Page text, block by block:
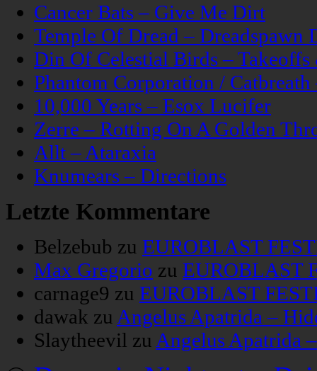
Cancer Bats – Give Me Dirt
Temple Of Dread – Dreadspawn
Din Of Celestial Birds –
Phantom Corporation /
10,000 Years – Esox Lucifer
Zerre – Rotting On A Golden
Allt – Ataraxia
Knumears – Directions
Letzte Kommentare
Belzebub zu EUROBLAST
Max Gregorio zu EUROBLAST
carnage9 zu EUROBLAST
dawak zu Angelus Apatrida –
Slaytheevil zu Angelus Apatrida